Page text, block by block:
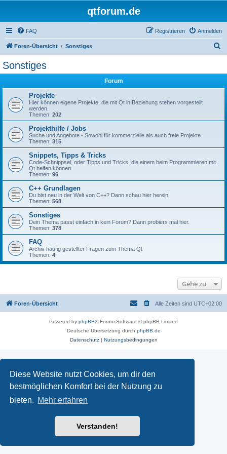
Diese Website nutzt Cookies, um dir den
bestmöglichen Komfort bei der Nutzung zu
bieten. Mehr erfahren
Verstanden!
qtforum.de
FAQ Anmelden
Registrieren
Foren-Übersicht Sonstiges
Sonstiges
Forum
Projekte
Hier können eigene Projekte, die mit Qt in Beziehung stehen vorgestellt
werden.
Themen: 202
Projekthilfe / Jobs
Suche und Angebote - Sowohl für kommerzielle als auch freie Projekte
Themen: 315
Snippets, Tipps & Tricks
Code-Schnippsel, oder Tipps und Tricks, die einem beim Programmieren mit
Qt helfen können.
Themen: 96
C++ Grundlagen
Du bist neu in der Welt von C++? Dann schau hier herein!
Themen: 568
Sonstiges
Dein Thema passt einfach in kein Forum? Dann probiers mal hier.
Themen: 378
FAQ
Archiv häufig gestellter Fragen zum Thema Qt
Themen: 4
Gehe zu
Foren-Übersicht Alle Zeiten sind UTC+02:00
Powered by phpBB® Forum Software © phpBB Limited
Deutsche Übersetzung durch phpBB.de
Datenschutz| Nutzungsbedingungen